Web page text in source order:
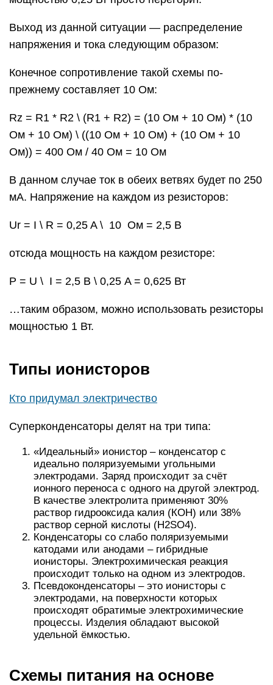
Выход из данной ситуации — распределение
напряжения и тока следующим образом:
Конечное сопротивление такой схемы по-
прежнему составляет 10 Ом:
Rz = R1 * R2 \ (R1 + R2) = (10 Ом + 10 Ом) * (10
Ом + 10 Ом) \ ((10 Ом + 10 Ом) + (10 Ом + 10
Ом)) = 400 Ом / 40 Ом = 10 Ом
В данном случае ток в обеих ветвях будет по 250
мА. Напряжение на каждом из резисторов:
Ur = I \ R = 0,25 A \ 10 Ом = 2,5 В
отсюда мощность на каждом резисторе:
P = U \ I = 2,5 В \ 0,25 A = 0,625 Вт
…таким образом, можно использовать резисторы
мощностью 1 Вт.
Типы ионисторов
Кто придумал электричество
Суперконденсаторы делят на три типа:
«Идеальный» ионистор – конденсатор с
идеально поляризуемыми угольными
электродами. Заряд происходит за счёт
ионного переноса с одного на другой электрод.
В качестве электролита применяют 30%
раствор гидрооксида калия (КОН) или 38%
раствор серной кислоты (H2SO4).
Конденсаторы со слабо поляризуемыми
катодами или анодами – гибридные
ионисторы. Электрохимическая реакция
происходит только на одном из электродов.
Псевдоконденсаторы – это ионисторы с
электродами, на поверхности которых
происходят обратимые электрохимические
процессы. Изделия обладают высокой
удельной ёмкостью.
Схемы питания на основе